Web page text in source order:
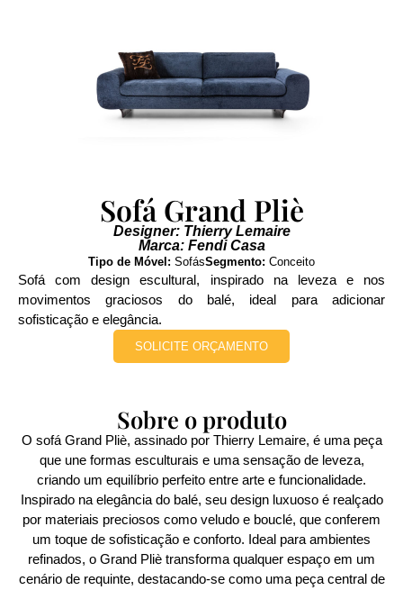
Sofá Grand Pliè
Designer: Thierry Lemaire
Marca: Fendi Casa
Tipo de Móvel: SofásSegmento: Conceito
Sofá com design escultural, inspirado na leveza e nos
movimentos graciosos do balé, ideal para adicionar
sofisticação e elegância.
SOLICITE ORÇAMENTO
Sobre o produto
O sofá Grand Pliè, assinado por Thierry Lemaire, é uma peça
que une formas esculturais e uma sensação de leveza,
criando um equilíbrio perfeito entre arte e funcionalidade.
Inspirado na elegância do balé, seu design luxuoso é realçado
por materiais preciosos como veludo e bouclé, que conferem
um toque de sofisticação e conforto. Ideal para ambientes
refinados, o Grand Pliè transforma qualquer espaço em um
cenário de requinte, destacando-se como uma peça central de